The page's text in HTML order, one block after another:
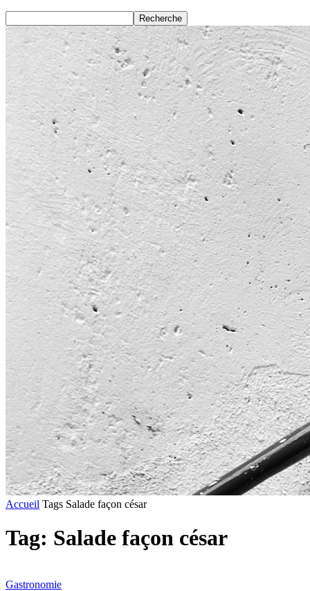
Accueil Tags Salade façon césar
Tag: Salade façon césar
Gastronomie